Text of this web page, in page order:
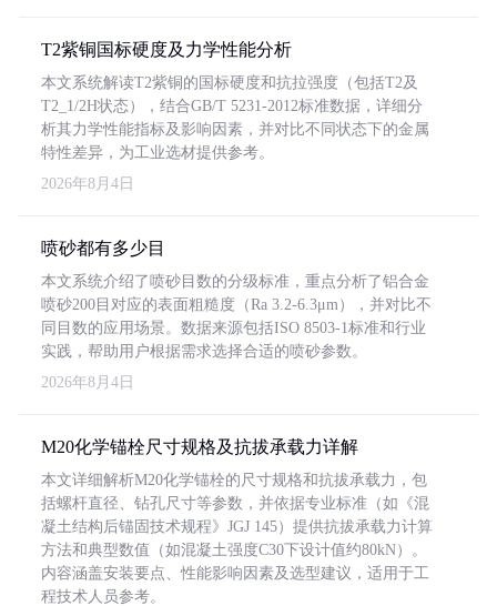
T2紫铜国标硬度及力学性能分析
本文系统解读T2紫铜的国标硬度和抗拉强度（包括T2及
T2_1/2H状态），结合GB/T 5231-2012标准数据，详细分
析其力学性能指标及影响因素，并对比不同状态下的金属
特性差异，为工业选材提供参考。
2026年8月4日
喷砂都有多少目
本文系统介绍了喷砂目数的分级标准，重点分析了铝合金
喷砂200目对应的表面粗糙度（Ra 3.2-6.3μm），并对比不
同目数的应用场景。数据来源包括ISO 8503-1标准和行业
实践，帮助用户根据需求选择合适的喷砂参数。
2026年8月4日
M20化学锚栓尺寸规格及抗拔承载力详解
本文详细解析M20化学锚栓的尺寸规格和抗拔承载力，包
括螺杆直径、钻孔尺寸等参数，并依据专业标准（如《混
凝土结构后锚固技术规程》JGJ 145）提供抗拔承载力计算
方法和典型数值（如混凝土强度C30下设计值约80kN）。
内容涵盖安装要点、性能影响因素及选型建议，适用于工
程技术人员参考。